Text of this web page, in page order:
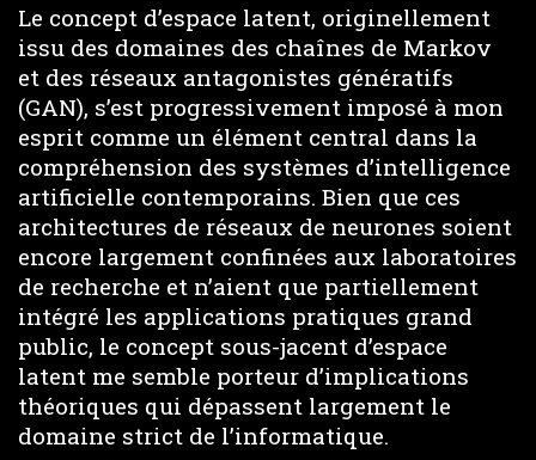
Le concept d’espace latent, originellement
issu des domaines des chaînes de Markov
et des réseaux antagonistes génératifs
(GAN), s’est progressivement imposé à mon
esprit comme un élément central dans la
compréhension des systèmes d’intelligence
artificielle contemporains. Bien que ces
architectures de réseaux de neurones soient
encore largement confinées aux laboratoires
de recherche et n’aient que partiellement
intégré les applications pratiques grand
public, le concept sous-jacent d’espace
latent me semble porteur d’implications
théoriques qui dépassent largement le
domaine strict de l’informatique.